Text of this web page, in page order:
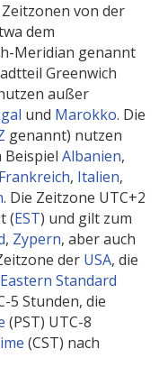
von der
dem
Meridian genannt
Greenwich
außer
und Marokko. Die
genannt) nutzen
Beispiel Albanien,
Frankreich, Italien,
. Die Zeitzone UTC+2
(EST) und gilt zum
, Zypern, aber auch
der USA, die
Eastern Standard
5 Stunden, die
(PST) UTC-8
(CST) nach